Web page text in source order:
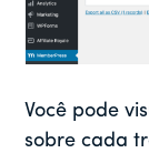
Você pode
sobre cada